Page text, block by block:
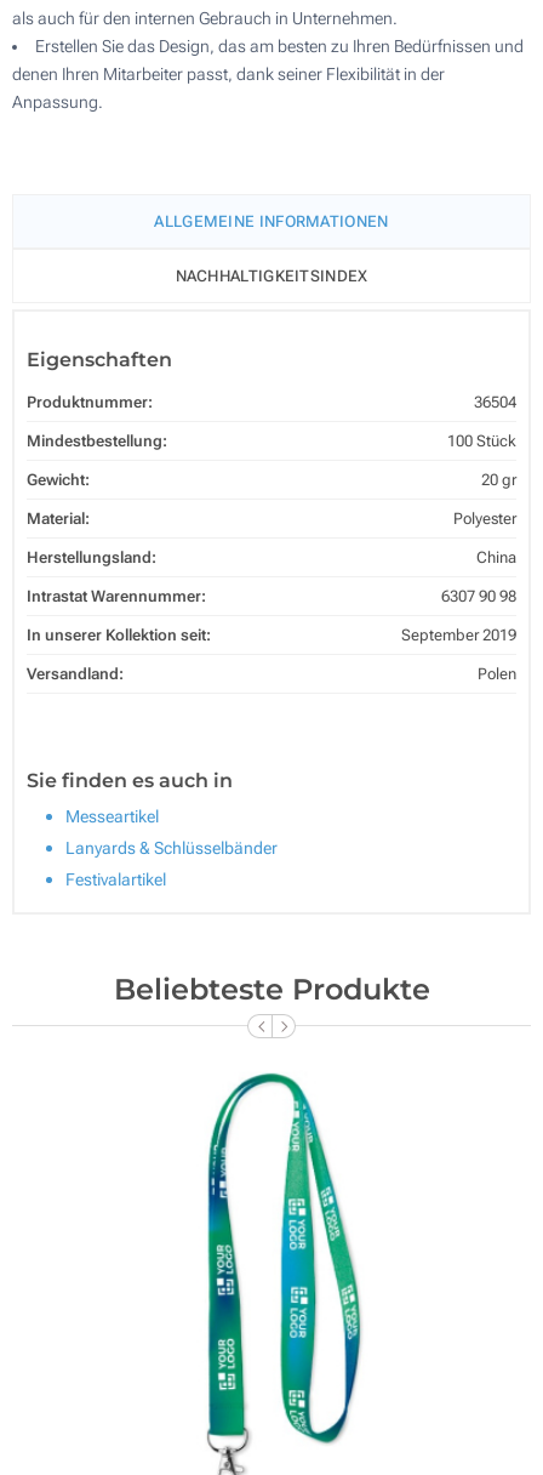
als auch für den internen Gebrauch in Unternehmen.
Erstellen Sie das Design, das am besten zu Ihren Bedürfnissen und
denen Ihren Mitarbeiter passt, dank seiner Flexibilität in der
Anpassung.
ALLGEMEINE INFORMATIONEN
NACHHALTIGKEITSINDEX
Eigenschaften
Produktnummer: 36504
Mindestbestellung: 100 Stück
Gewicht: 20 gr
Material: Polyester
Herstellungsland: China
Intrastat Warennummer: 6307 90 98
In unserer Kollektion seit: September 2019
Versandland: Polen
Sie finden es auch in
Messeartikel
Lanyards & Schlüsselbänder
Festivalartikel
Beliebteste Produkte